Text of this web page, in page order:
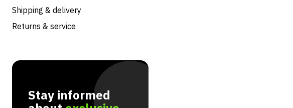
Shipping & delivery
Returns & service
Stay informed